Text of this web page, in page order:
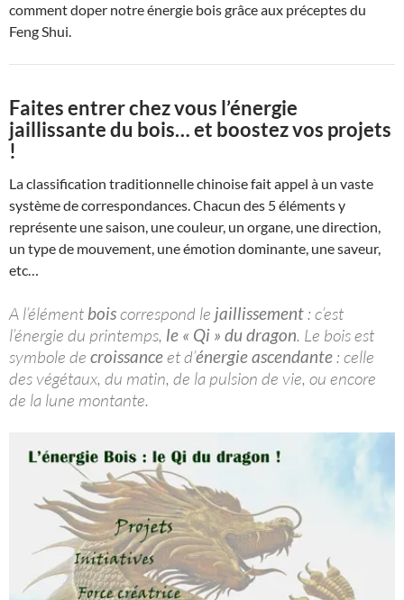
comment doper notre énergie bois grâce aux préceptes du
Feng Shui.
Faites entrer chez vous l’énergie
jaillissante du bois… et boostez vos projets
!
La classification traditionnelle chinoise fait appel à un vaste
système de correspondances. Chacun des 5 éléments y
représente une saison, une couleur, un organe, une direction,
un type de mouvement, une émotion dominante, une saveur,
etc…
A l’élément boiscorrespond le jaillissement: c’est
l’énergie du printemps, le « Qi » du dragon. Le bois est
symbole de croissanceet d’énergie ascendante: celle
des végétaux, du matin, de la pulsion de vie, ou encore
de la lune montante.